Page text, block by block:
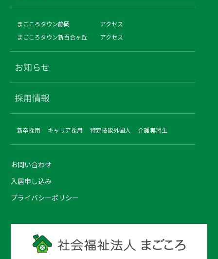
まごころタウン静岡
アクセス
まごころタウン新百合ヶ丘
アクセス
お知らせ
採用情報
新卒採用 キャリア採用 特定技能外国人 介護実習生
お問い合わせ
入居申し込み
プライバシーポリシー